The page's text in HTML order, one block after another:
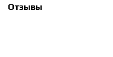
Отзывы